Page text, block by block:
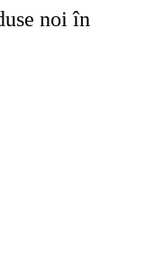
noi în